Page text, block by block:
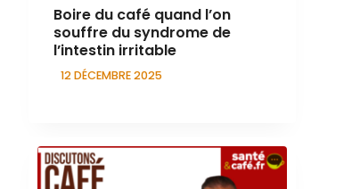
Boire du café quand l’on
souffre du syndrome de
l’intestin irritable
12 DÉCEMBRE 2025